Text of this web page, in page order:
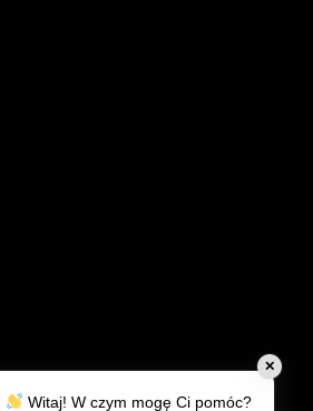
✕
Witaj! W czym mogę Ci pomóc?